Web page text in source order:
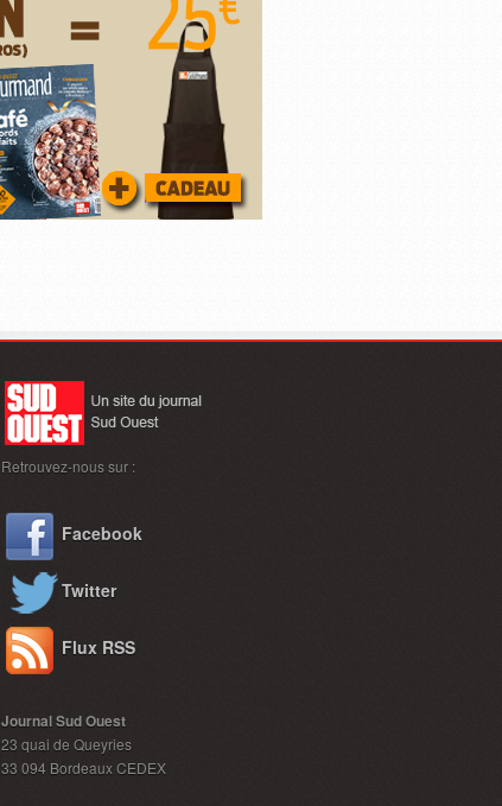
Retrouvez-nous sur :
Facebook
Twitter
Flux RSS
Journal Sud Ouest
23 quai de Queyries
33 094 Bordeaux CEDEX